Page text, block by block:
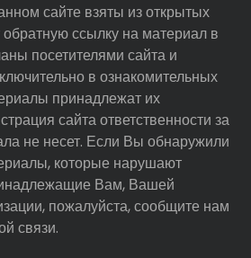
сайте взяты из открытых
ссылку на материал в
посетителями сайта и
в ознакомительных
принадлежат их
сайта ответственности за
не несет. Если Вы обнаружили
которые нарушают
Вам, Вашей
пожалуйста, сообщите нам
связи.